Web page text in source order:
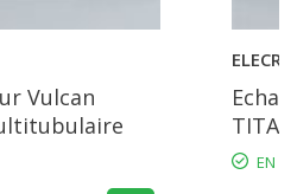
Vulcan
ELECRO
EN